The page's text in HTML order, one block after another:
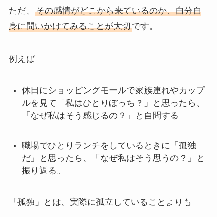
ただ、 その感情がどこから来ているのか、自分自
身に問いかけてみることが大切です。
例えば
休日にショッピングモールで家族連れやカップ
ルを見て「私はひとりぼっち？」と思ったら、
「なぜ私はそう感じるの？」と自問する
職場でひとりランチをしているときに「孤独
だ」と思ったら、「なぜ私はそう思うの？」と
振り返る。
「孤独」とは、実際に孤立していることよりも